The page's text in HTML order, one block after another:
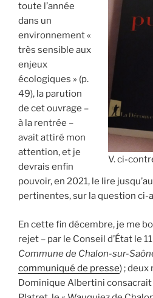
V. ci-
toute l’année
dans un
environnement «
très sensible aux
enjeux
écologiques » (p.
49), la parution
de cet ouvrage –
à la rentrée –
avait attiré mon
attention, et je
devrais enfin
pouvoir, en 2021, le lire
pertinentes, sur la question ci-
En cette fin décembre, je me
rejet – par le Conseil d’État le
Commune de Chalon-sur-
communiqué de presse) ; deux
Dominique Albertini consacrait